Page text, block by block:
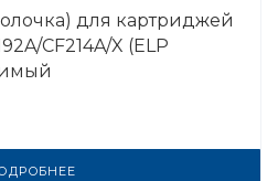
для картриджей
CF214A/X (ELP